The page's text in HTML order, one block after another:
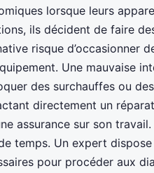
lorsque leurs
ils décident de faire
risque d’occasionner
Une mauvaise
des surchauffes ou
directement un
assurance sur son
temps. Un expert
pour procéder aux